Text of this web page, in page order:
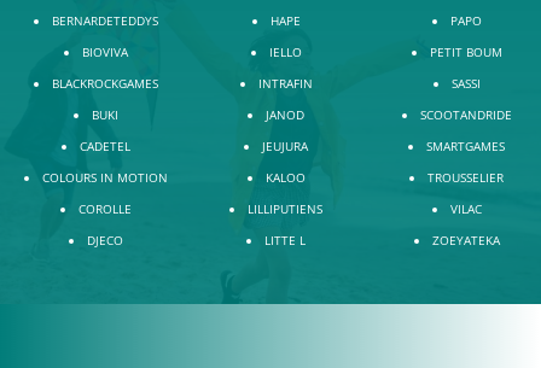
BERNARDETEDDYS
BIOVIVA
BLACKROCKGAMES
BUKI
CADETEL
COLOURS IN MOTION
COROLLE
DJECO
HAPE
IELLO
INTRAFIN
JANOD
JEUJURA
KALOO
LILLIPUTIENS
LITTE L
PAPO
PETIT BOUM
SASSI
SCOOTANDRIDE
SMARTGAMES
TROUSSELIER
VILAC
ZOEYATEKA